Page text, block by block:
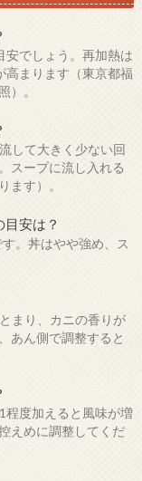
安でしょう。再加熱は
まります（東京都福
）。
して大きく少ない回
スープに流し入れる
ます）。
安は？
。丼はやや強め、ス
まり、カニの香りが
あん側で調整すると
程度加えると風味が増
えめに調整してくだ